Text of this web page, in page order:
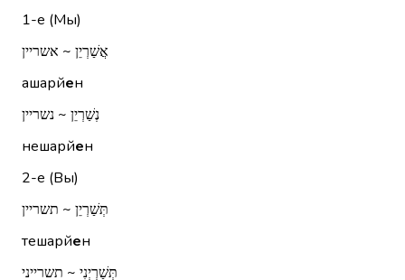
1-е (Мы)
אֲשַׁרְיֵן ~ אשריין
ашарйен
נְשַׁרְיֵן ~ נשריין
нешарйен
2-е (Вы)
תְּשַׁרְיֵן ~ תשריין
тешарйен
תְּשַׁרְיְנִי ~ תשרייני